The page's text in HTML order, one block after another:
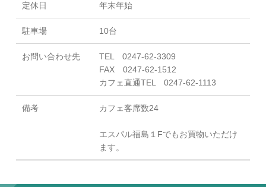
定休日 年末年始
駐車場 10台
お問い合わせ先
TEL 0247-62-3309
FAX 0247-62-1512
カフェ直通TEL 0247-62-1113
備考 カフェ客席数24
エスパル福島１Fでもお買物いただけ
ます。